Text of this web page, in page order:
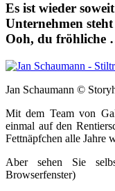
Es ist wieder
Unternehmen
Ooh, du fröhliche
Jan Schaumann ©
Mit dem Team von
einmal auf den
Fettnäpfchen alle Jahre
Aber sehen Sie
Browserfenster)